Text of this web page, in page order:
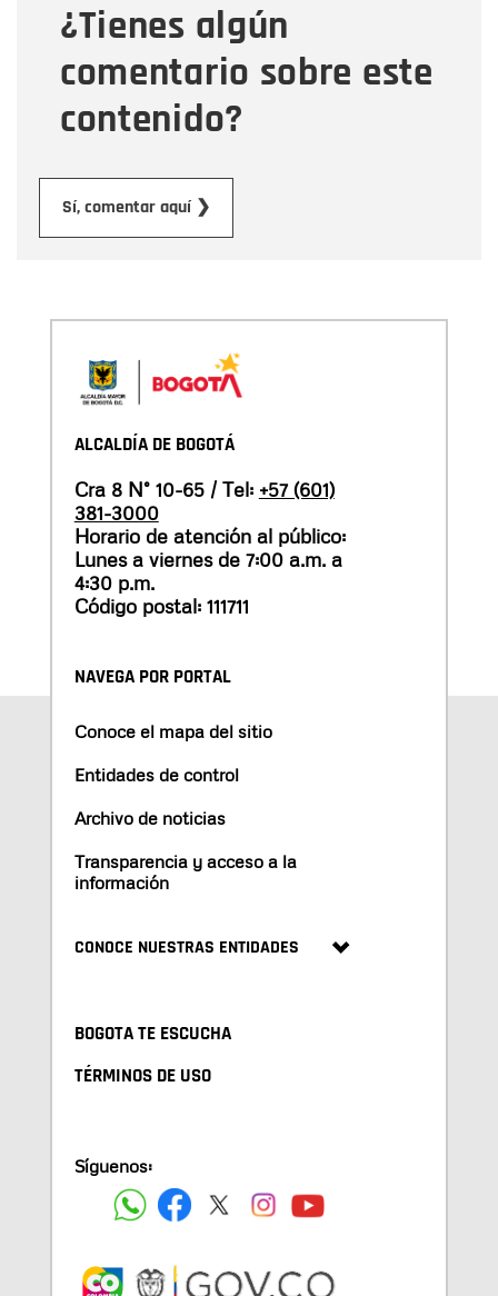
¿Tienes algún
comentario sobre este
contenido?
Sí, comentar aquí ❯
Mensaje
ALCALDÍA DE BOGOTÁ
Cra 8 N° 10-65 / Tel: +57 (601)
381-3000
Horario de atención al público:
Lunes a viernes de 7:00 a.m. a
4:30 p.m.
Código postal: 111711
NAVEGA POR PORTAL
Conoce el mapa del sitio
Entidades de control
Archivo de noticias
Transparencia y acceso a la
información
CONOCE NUESTRAS ENTIDADES
BOGOTA TE ESCUCHA
TÉRMINOS DE USO
Síguenos: